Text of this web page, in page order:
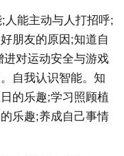
;人能主动与人打招呼;
朋友的原因;知道自
对运动安全与游戏
自我认识智能。知
的乐趣;学习照顾植
乐趣;养成自己事情